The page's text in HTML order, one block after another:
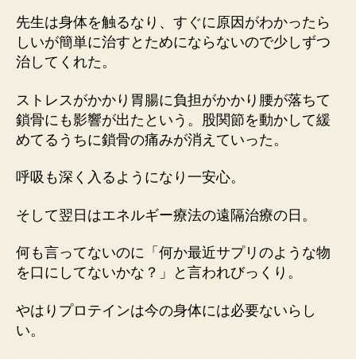
先生は身体を触るなり、すぐに原因がわかったら
しいが簡単に治すとためにならないので少しずつ
治してくれた。
ストレスがかかり胃腸に負担がかかり腰が落ちて
鎖骨にも影響が出たという。股関節を動かして緩
めてるうちに鎖骨の痛みが消えていった。
呼吸も深く入るようになり一安心。
そして翌日はエネルギー療法の遠隔治療の日。
何も言ってないのに「何か最近サプリのような物
を口にしてないかな？」と言われびっくり。
やはりプロテインは今の身体には必要ないらし
い。